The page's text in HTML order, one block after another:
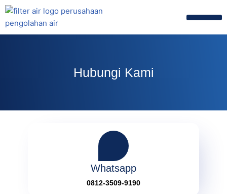
Skip
Hubungi Kami
Whatsapp
0812-3509-9190